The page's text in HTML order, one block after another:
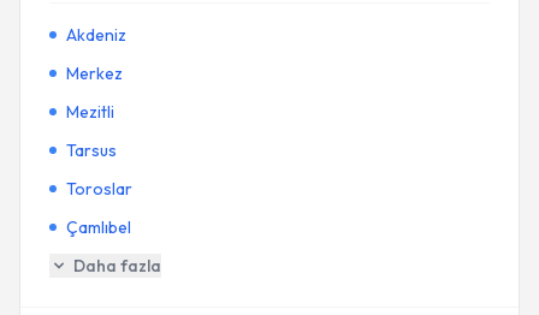
Akdeniz
Merkez
Mezitli
Tarsus
Toroslar
Çamlıbel
Daha fazla